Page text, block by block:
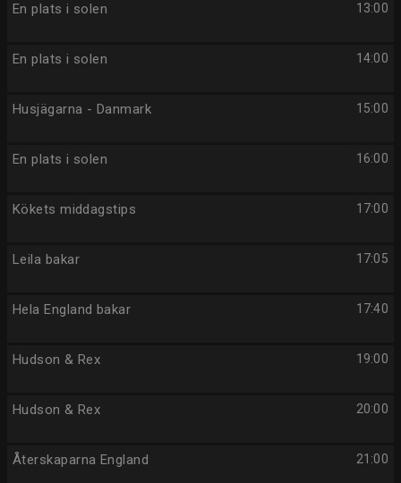
13:00
En plats i solen
14:00
En plats i solen
15:00
Husjägarna - Danmark
16:00
En plats i solen
17:00
Kökets middagstips
17:05
Leila bakar
17:40
Hela England bakar
19:00
Hudson & Rex
20:00
Hudson & Rex
21:00
Återskaparna England